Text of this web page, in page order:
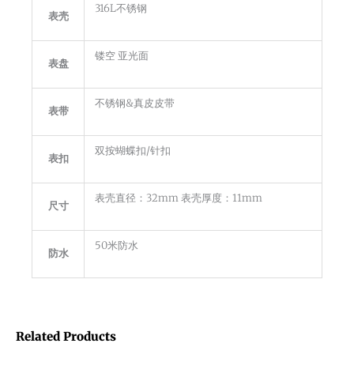
表壳
316L不锈钢
表盘
镂空 亚光面
表带
不锈钢&真皮皮带
表扣
双按蝴蝶扣/针扣
尺寸
表壳直径：32mm 表壳厚度：11mm
防水
50米防水
Related Products